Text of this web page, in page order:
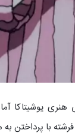
با پرداختن